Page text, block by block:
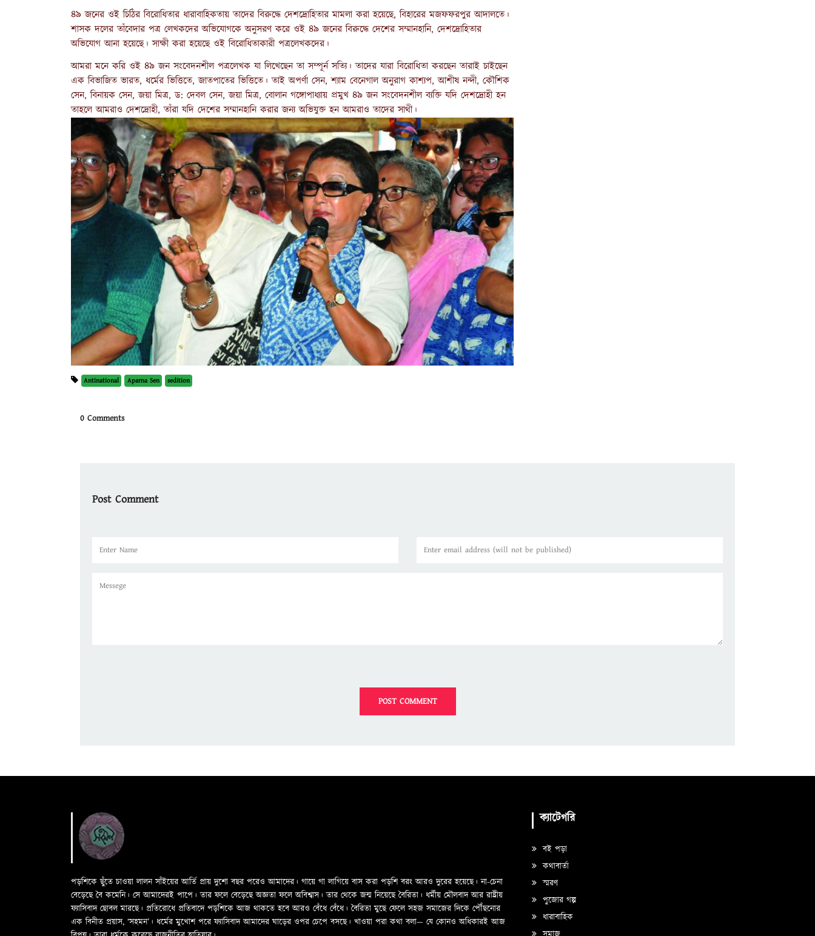
৪৯ জনের ওই চিঠির বিরোধিতার ধারাবাহিকতায় তাদের বিরুদ্ধে দেশদ্রোহিতার মামলা করা হয়েছে, বিহারের মজফফরপুর আদালতে।
শাসক দলের তাঁবেদার পত্র লেখকদের অভিযোগকে অনুসরণ করে ওই ৪৯ জনের বিরুদ্ধে দেশের সম্মানহানি, দেশদ্রোহিতার
অভিযোগ আনা হয়েছে। সাক্ষী করা হয়েছে ওই বিরোধিতাকারী পত্রলেখকদের।
আমরা মনে করি ওই ৪৯ জন সংবেদনশীল পত্রলেখক যা লিখেছেন তা সম্পূর্ন সত্যি। তাদের যারা বিরোধিতা করছেন তারাই চাইছেন
এক বিভাজিত ভারত, ধর্মের ভিত্তিতে, জাতপাতের ভিত্তিতে। তাই অপর্ণা সেন, শ্যাম বেনেগাল অনুরাগ কাশ্যপ, আশীষ নন্দী, কৌশিক
সেন, বিনায়ক সেন, জয়া মিত্র, ড: দেবল সেন, জয়া মিত্র, বোলান গঙ্গোপাধ্যায় প্রমুখ ৪৯ জন সংবেদনশীল ব্যক্তি যদি দেশদ্রোহী হন
তাহলে আমরাও দেশদ্রোহী, তাঁরা যদি দেশের সম্মানহানি করার জন্য অভিযুক্তহন আমরাও তাদের সাথী।
Antinational Aparna Sen sedition
0 Comments
Post Comment
পড়শিকে ছুঁতে চাওয়া লালন সাঁইয়ের আর্তি প্রায় দুশো বছর পরেও আমাদের। গায়ে গা লাগিয়ে বাস করা পড়শি বরং আরও দুরের হয়েছে। না-চেনা
বেড়েছে বৈ কমেনি। সে আমাদেরই পাপে। তার ফলে বেড়েছে অজ্ঞতা ফলে অবিশ্বাস। তার থেকে জন্ম নিয়েছে বৈরিতা। ধর্মীয় মৌলবাদ আর রাষ্ট্রীয়
ফ্যাসিবাদ ছোবল মারছে। প্রতিরোধে প্রতিবাদে পড়শিকে আজ থাকতে হবে আরও বেঁধে বেঁধে। বৈরিতা মুছে ফেলে সহজ সমাজের দিকে পৌঁছনোর
এক বিনীত প্রয়াস, ‘সহমন’। ধর্মের মুখোশ পরে ফ্যাসিবাদ আমাদের ঘাড়ের ওপর চেপে বসছে। খাওয়া পরা কথা বলা—­­ যে কোনও অধিকারই আজ
ক্যাটেগরি
বই পড়া
কথাবার্তা
স্মরণ
পুজোর গল্প
ধারাবাহিক